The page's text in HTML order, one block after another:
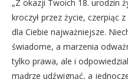
„Z okazji Twoich 18. urodzin
kroczył przez życie, czerpiąc
dla Ciebie najważniejsze.
świadome, a marzenia
tylko prawa, ale i
mądrze udźwignąć, a